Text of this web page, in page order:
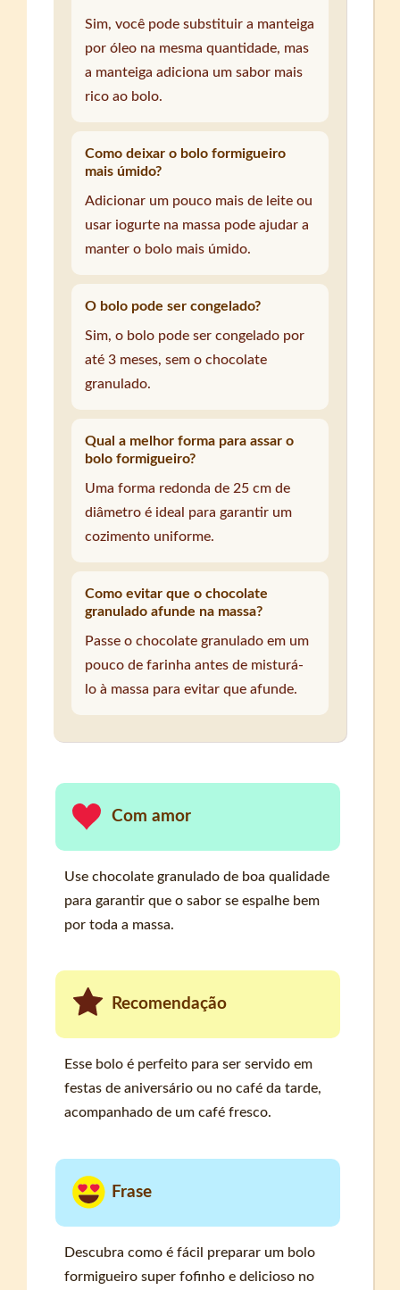
Sim, você pode substituir a manteiga
por óleo na mesma quantidade, mas
a manteiga adiciona um sabor mais
rico ao bolo.
Como deixar o bolo formigueiro
mais úmido?
Adicionar um pouco mais de leite ou
usar iogurte na massa pode ajudar a
manter o bolo mais úmido.
O bolo pode ser congelado?
Sim, o bolo pode ser congelado por
até 3 meses, sem o chocolate
granulado.
Qual a melhor forma para assar o
bolo formigueiro?
Uma forma redonda de 25 cm de
diâmetro é ideal para garantir um
cozimento uniforme.
Como evitar que o chocolate
granulado afunde na massa?
Passe o chocolate granulado em um
pouco de farinha antes de misturá-
lo à massa para evitar que afunde.
Com amor
Use chocolate granulado de boa qualidade
para garantir que o sabor se espalhe bem
por toda a massa.
Recomendação
Esse bolo é perfeito para ser servido em
festas de aniversário ou no café da tarde,
acompanhado de um café fresco.
Frase
Descubra como é fácil preparar um bolo
formigueiro super fofinho e delicioso no